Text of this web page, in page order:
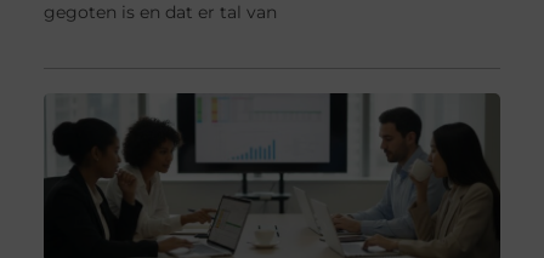
gegoten is en dat er tal van